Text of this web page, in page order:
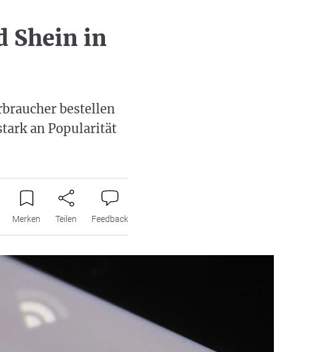
Shein in
bestellen
an Popularität
Merken Teilen Feedback